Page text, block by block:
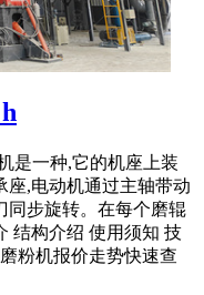
是一种,它的机座上装
座,电动机通过主轴带动
同步旋转。在每个磨辊
结构介绍 使用须知 技
粉机报价走势快速查